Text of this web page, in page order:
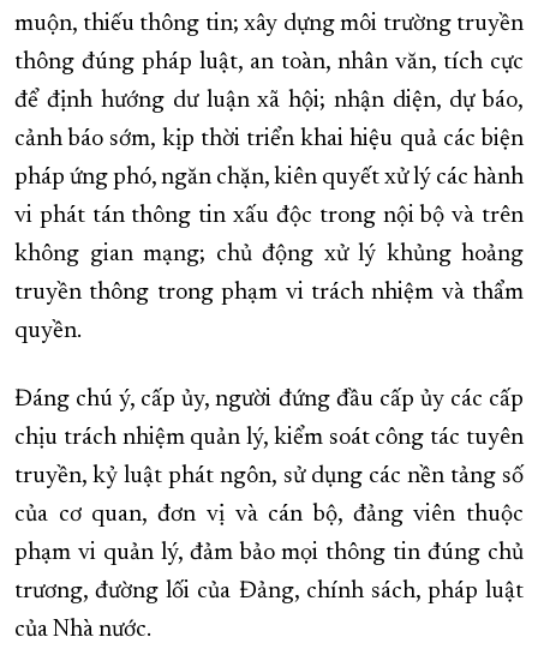
muộn, thiếu thông tin; xây dựng môi trường truyền
thông đúng pháp luật, an toàn, nhân văn, tích cực
để định hướng dư luận xã hội; nhận diện, dự báo,
cảnh báo sớm, kịp thời triển khai hiệu quả các biện
pháp ứng phó, ngăn chặn, kiên quyết xử lý các hành
vi phát tán thông tin xấu độc trong nội bộ và trên
không gian mạng; chủ động xử lý khủng hoảng
truyền thông trong phạm vi trách nhiệm và thẩm
quyền.
Đáng chú ý, cấp ủy, người đứng đầu cấp ủy các cấp
chịu trách nhiệm quản lý, kiểm soát công tác tuyên
truyền, kỷ luật phát ngôn, sử dụng các nền tảng số
của cơ quan, đơn vị và cán bộ, đảng viên thuộc
phạm vi quản lý, đảm bảo mọi thông tin đúng chủ
trương, đường lối của Đảng, chính sách, pháp luật
của Nhà nước.